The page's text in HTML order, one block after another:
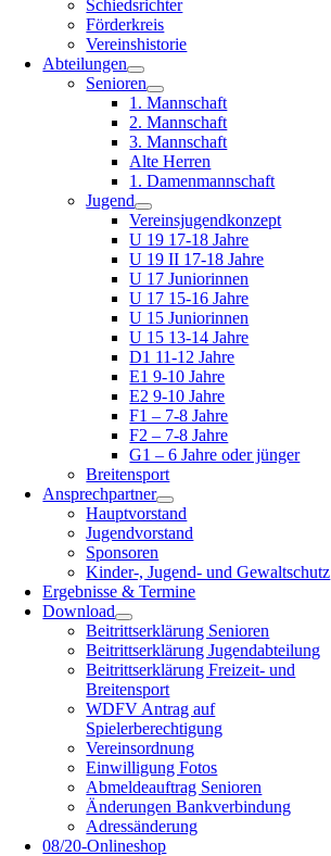
Schiedsrichter
Förderkreis
Vereinshistorie
Abteilungen
Senioren
1. Mannschaft
2. Mannschaft
3. Mannschaft
Alte Herren
1. Damenmannschaft
Jugend
Vereinsjugendkonzept
U 19 17-18 Jahre
U 19 II 17-18 Jahre
U 17 Juniorinnen
U 17 15-16 Jahre
U 15 Juniorinnen
U 15 13-14 Jahre
D1 11-12 Jahre
E1 9-10 Jahre
E2 9-10 Jahre
F1 – 7-8 Jahre
F2 – 7-8 Jahre
G1 – 6 Jahre oder jünger
Breitensport
Ansprechpartner
Hauptvorstand
Jugendvorstand
Sponsoren
Kinder-, Jugend- und Gewaltschutz
Ergebnisse & Termine
Download
Beitrittserklärung Senioren
Beitrittserklärung Jugendabteilung
Beitrittserklärung Freizeit- und
Breitensport
WDFV Antrag auf
Spielerberechtigung
Vereinsordnung
Einwilligung Fotos
Abmeldeauftrag Senioren
Änderungen Bankverbindung
Adressänderung
08/20-Onlineshop